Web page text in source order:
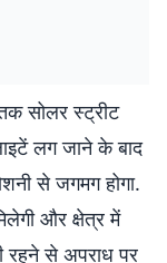
सोलर स्ट्रीट
लग जाने के बाद
से जगमग होगा.
और क्षेत्र में
रहने से अपराध पर